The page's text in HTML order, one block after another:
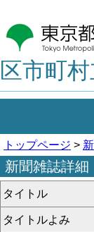
区市町
トップページ >
新聞雑誌詳細
タイトル
タイトルよみ